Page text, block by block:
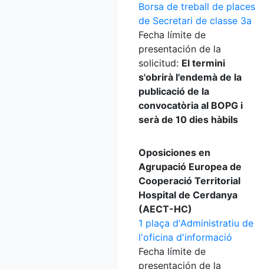
Borsa de treball de places
de Secretari de classe 3a
Fecha límite de
presentación de la
solicitud: El termini
s'obrirà l'endemà de la
publicació de la
convocatòria al BOPG i
serà de 10 dies hàbils
Oposiciones en
Agrupació Europea de
Cooperació Territorial
Hospital de Cerdanya
(AECT-HC)
1 plaça d'Administratiu de
l'oficina d'informació
Fecha límite de
presentación de la